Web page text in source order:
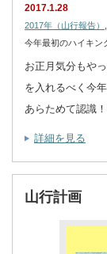
2017.1.28
2017年（山行報告） ,
今年最初のハイキン
お正月気分もや
を入れるべく今
あらためて認識
詳細を見る
山行計画